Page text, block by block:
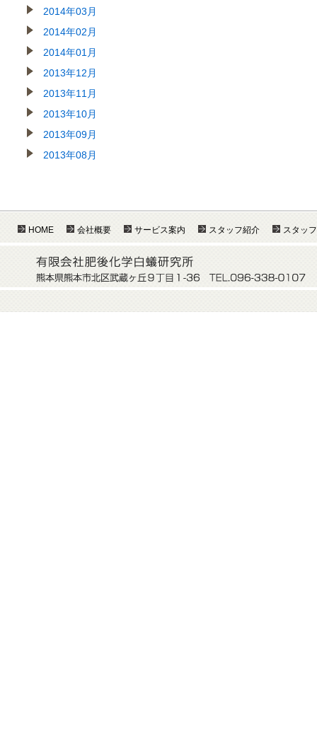
2014年03月
2014年02月
2014年01月
2013年12月
2013年11月
2013年10月
2013年09月
2013年08月
HOME 会社概要 サービス案内 スタッフ紹介 スタッ